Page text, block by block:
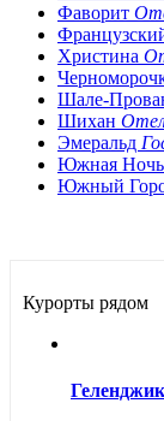
Фаворит
Христина
Шале-
Шихан
Эмеральд
Южная Ночь
Южный
Курорты рядом
Геленджик